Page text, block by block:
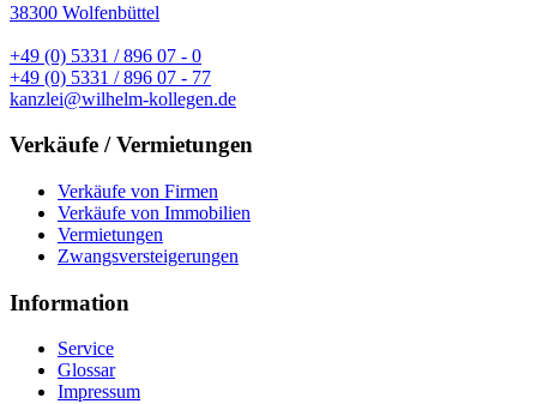
38300 Wolfenbüttel
+49 (0) 5331 / 896 07 - 0
+49 (0) 5331 / 896 07 - 77
kanzlei@wilhelm-kollegen.de
Verkäufe / Vermietungen
Verkäufe von Firmen
Verkäufe von Immobilien
Vermietungen
Zwangsversteigerungen
Information
Service
Glossar
Impressum